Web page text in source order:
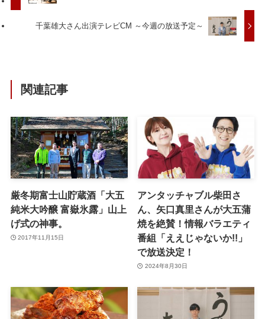
千葉雄大さん出演テレビCM ～今週の放送予定～
関連記事
厳冬期富士山貯蔵酒「大五
純米大吟醸 富嶽氷露」山上
げ式の神事。
2017年11月15日
アンタッチャブル柴田さ
ん、矢口真里さんが大五蒲
焼を絶賛！情報バラエティ
番組「ええじゃないか!!」
で放送決定！
2024年8月30日